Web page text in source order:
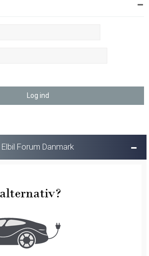
Elbil Forum Danmark